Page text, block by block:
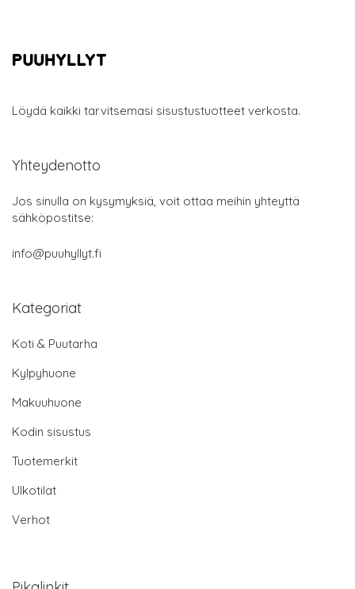
Löydä kaikki tarvitsemasi sisustustuotteet verkosta.
Yhteydenotto
Jos sinulla on kysymyksiä, voit ottaa meihin yhteyttä
sähköpostitse:
info@puuhyllyt.fi
Kategoriat
Koti & Puutarha
Kylpyhuone
Makuuhuone
Kodin sisustus
Tuotemerkit
Ulkotilat
Verhot